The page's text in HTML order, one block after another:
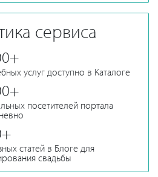
сервиса
услуг доступно в Каталоге
посетителей портала
статей в Блоге для
свадьбы